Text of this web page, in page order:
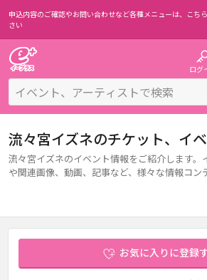
申込内容のご確認やお問い合わせなど各種メニューは、 こち
さい
ログ
流々宮イズネのチケット、イ
流々宮イズネのイベント情報をご紹介します。
や関連画像、動画、記事など、様々な情報コン
お気に入りに登録